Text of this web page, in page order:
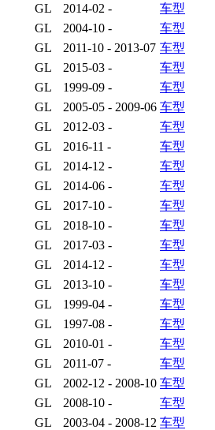
GL 2014-02 -
车型
GL 2004-10 -
车型
GL 2011-10 - 2013-07 车型
GL 2015-03 -
车型
GL 1999-09 -
车型
GL 2005-05 - 2009-06 车型
GL 2012-03 -
车型
GL 2016-11 -
车型
GL 2014-12 -
车型
GL 2014-06 -
车型
GL 2017-10 -
车型
GL 2018-10 -
车型
GL 2017-03 -
车型
GL 2014-12 -
车型
GL 2013-10 -
车型
GL 1999-04 -
车型
GL 1997-08 -
车型
GL 2010-01 -
车型
GL 2011-07 -
车型
GL 2002-12 - 2008-10 车型
GL 2008-10 -
车型
GL 2003-04 - 2008-12 车型